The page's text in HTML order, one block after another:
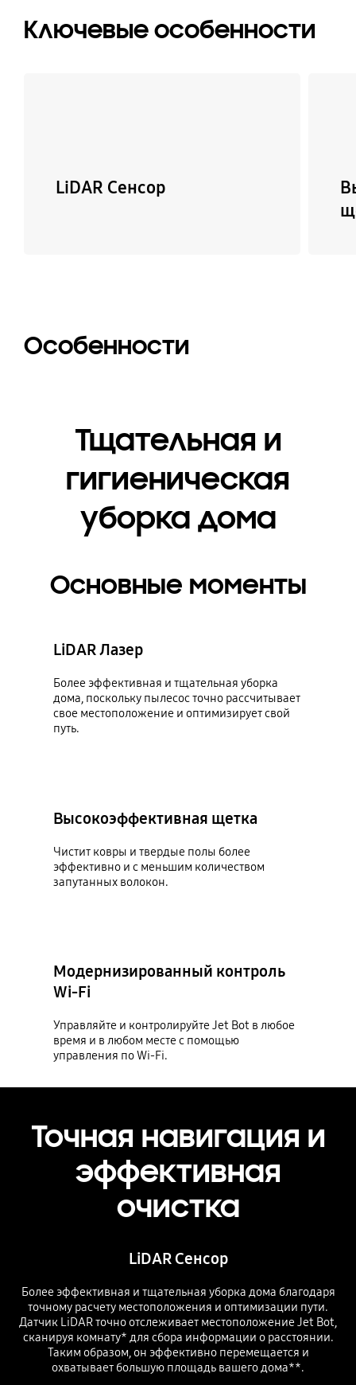
Ключевые особенности
LiDAR Сенсор
Особенности
Тщательная и
гигиеническая
уборка дома
Основные моменты
LiDAR Лазер
Более эффективная и тщательная уборка
дома, поскольку пылесос точно рассчитывает
свое местоположение и оптимизирует свой
путь.
Высокоэффективная щетка
Чистит ковры и твердые полы более
эффективно и с меньшим количеством
запутанных волокон.
Модернизированный контроль
Wi-Fi
Управляйте и контролируйте Jet Bot в любое
время и в любом месте с помощью
управления по Wi-Fi.
Точная навигация и
эффективная
очистка
LiDAR Сенсор
Более эффективная и тщательная уборка дома благодаря
точному расчету местоположения и оптимизации пути.
Датчик LiDAR точно отслеживает местоположение Jet Bot,
сканируя комнату* для сбора информации о расстоянии.
Таким образом, он эффективно перемещается и
охватывает большую площадь вашего дома**.